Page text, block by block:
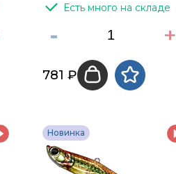
Есть много на складе
- +
781 ₽
Новинка